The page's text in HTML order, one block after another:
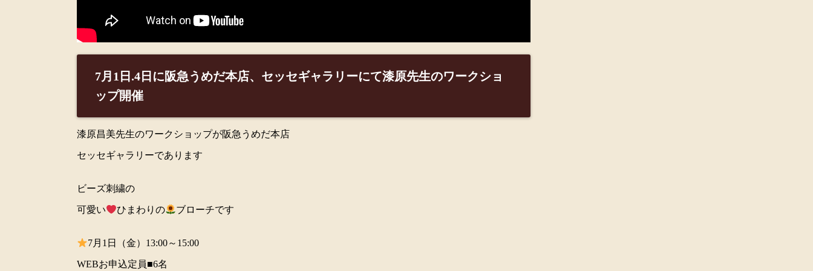
7月1日.4日に阪急うめだ本店、セッセギャラリーにて漆原先生のワークショ
ップ開催
漆原昌美先生のワークショップが阪急うめだ本店
セッセギャラリーであります
ビーズ刺繍の
可愛い ひまわりの ブローチです
7月1日（金）13:00～15:00
WEBお申込定員■6名